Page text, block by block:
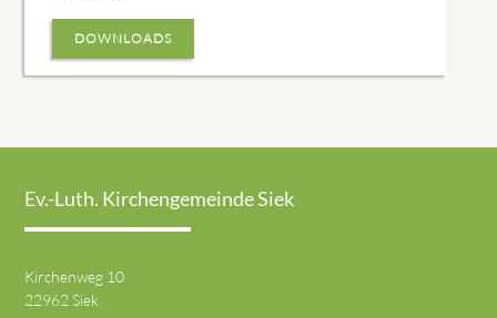
DOWNLOADS
Ev.-Luth. Kirchengemeinde Siek
Kirchenweg 10
22962 Siek